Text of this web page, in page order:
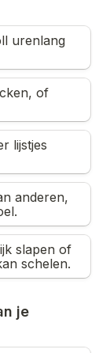
urenlang
of
lijstjes
anderen,
slapen of
schelen.
je